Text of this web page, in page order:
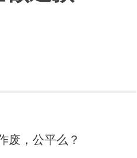
废，公平么？